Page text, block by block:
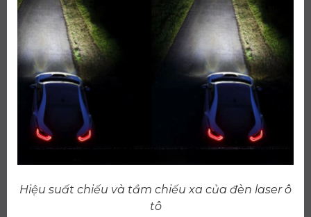
Hiệu suất chiếu và tầm chiếu xa của đèn laser ô
tô